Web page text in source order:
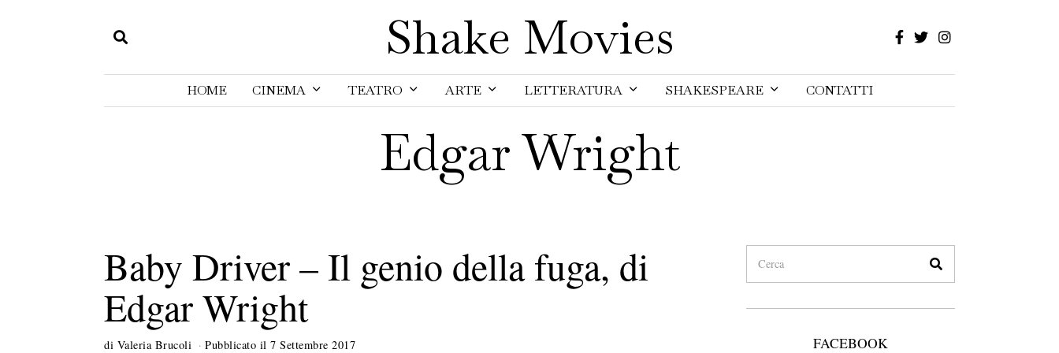
Shake Movies
HOME CINEMA TEATRO ARTE LETTERATURA SHAKESPEARE CONTATTI
Edgar Wright
Baby Driver – Il genio della fuga, di
Edgar Wright
di Valeria Brucoli Pubblicato il 7 Settembre 2017 FACEBOOK